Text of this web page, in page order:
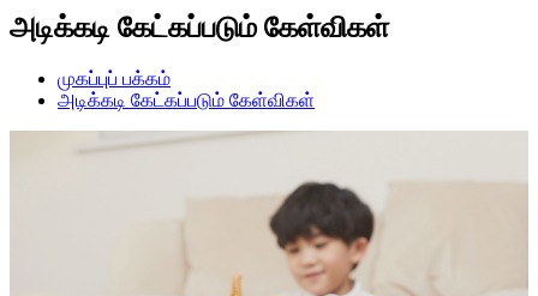
அடிக்கடி கேட்கப்படும் கேள்விகள்
முகப்புப் பக்கம்
அடிக்கடி கேட்கப்படும் கேள்விகள்